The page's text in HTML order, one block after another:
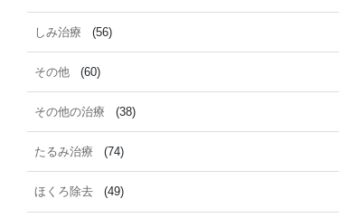
しみ治療 (56)
その他 (60)
その他の治療 (38)
たるみ治療 (74)
ほくろ除去 (49)